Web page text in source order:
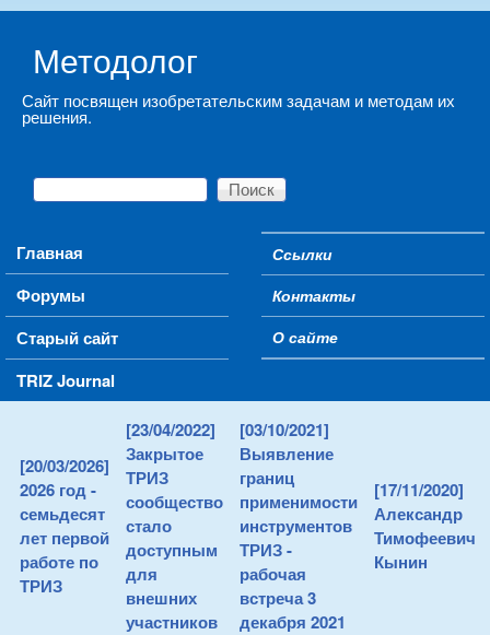
Методолог
Сайт посвящен изобретательским задачам и методам их
решения.
Форма поиска
Поиск
Main menu
Главная
Форумы
Старый сайт
TRIZ Journal
Secondary menu
Ссылки
Контакты
О сайте
[20/03/2026]
2026 год -
семьдесят
лет первой
работе по
ТРИЗ
[23/04/2022]
Закрытое
ТРИЗ
сообщество
стало
доступным
для
внешних
участников
[03/10/2021]
Выявление
границ
применимости
инструментов
ТРИЗ -
рабочая
встреча 3
декабря 2021
[17/11/2020]
Александр
Тимофеевич
Кынин